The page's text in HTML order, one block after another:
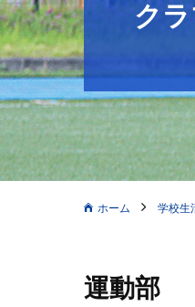
ク
ホーム 学校生
運動部